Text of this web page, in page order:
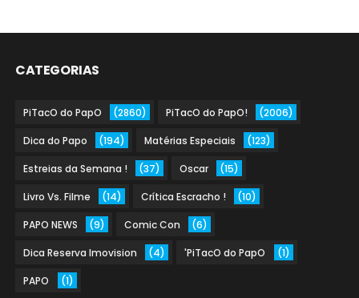
CATEGORIAS
PiTacO do PapO (2860) PiTacO do PapO! (2006)
Dica do Papo (194) Matérias Especiais (123)
Estreias da Semana ! (37) Oscar (15)
Livro Vs. Filme (14) Crítica Escracho ! (10)
PAPO NEWS (9) Comic Con (6)
Dica Reserva Imovision (4) 'PiTacO do PapO (1)
PAPO (1)